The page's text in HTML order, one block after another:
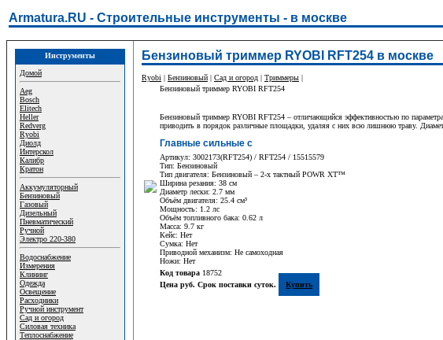
Armatura.RU - Строительные инструменты - в москве
Инструменты
Домой
Aeg
Bosch
Elitech
Heller
Redverg
Ryobi
Диолд
Интерскол
Калибр
Кратон
Аккумуляторный
Бензиновый
Газовый
Дизельный
Пневматический
Ручной
Электро 220-380
Водоснабжение
Измерения
Клининг
Одежда
Освещение
Расходники
Ручной инструмент
Сад и огород
Силовая техника
Теплоснабжение
Бензиновый триммер RYOBI RFT254 в москве
Ryobi | Бензиновый | Сад и огород | Триммеры |
Бензиновый триммер RYOBI RFT254
Бензиновый триммер RYOBI RFT254 – отличающийся эффективностью по
приводить в порядок различные площадки, удаляя с них всю лишнюю траву.
Главные сильные с
Артикул: 3002173(RFT254) / RFT254 / 15515579
Тип: Бензиновый
Тип двигателя: Бензиновый – 2-х тактный POWR XT™
Ширина резания: 38 см
Диаметр лески: 2.7 мм
Объём двигателя: 25.4 см³
Мощность: 1.2 лс
Объём топливного бака: 0.62 л
Масса: 9.7 кг
Кейс: Нет
Сумка: Нет
Приводной механизм: Не самоходная
Ножи: Нет
Код товара 18752
Цена руб. Срок поставки суток.
Купить